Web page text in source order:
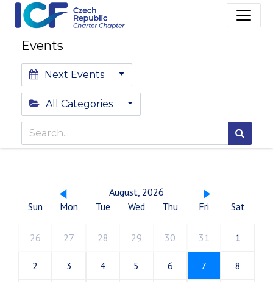
Events
Next Events
All Categories
August, 2026
Sun
Mon Tue Wed Thu Fri Sat
26 27 28 29 30 31 1
2 3 4 5 6 7 8